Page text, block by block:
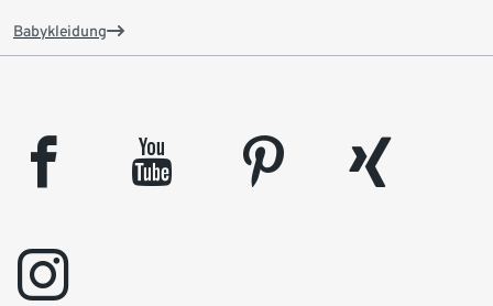
Babykleidung
facebook youtube pinterest
xing
instagram